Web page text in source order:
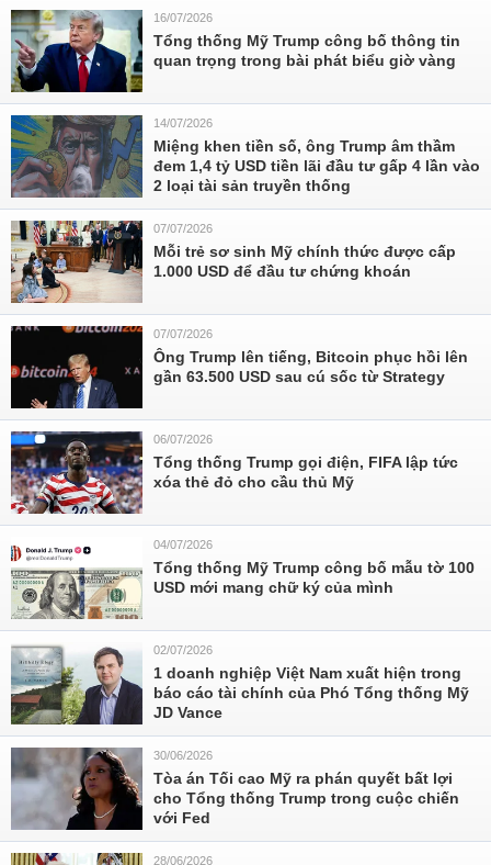
16/07/2026
Tổng thống Mỹ Trump công bố thông tin
quan trọng trong bài phát biểu giờ vàng
14/07/2026
Miệng khen tiền số, ông Trump âm thầm
đem 1,4 tỷ USD tiền lãi đầu tư gấp 4 lần vào
2 loại tài sản truyền thống
07/07/2026
Mỗi trẻ sơ sinh Mỹ chính thức được cấp
1.000 USD để đầu tư chứng khoán
07/07/2026
Ông Trump lên tiếng, Bitcoin phục hồi lên
gần 63.500 USD sau cú sốc từ Strategy
06/07/2026
Tổng thống Trump gọi điện, FIFA lập tức
xóa thẻ đỏ cho cầu thủ Mỹ
04/07/2026
Tổng thống Mỹ Trump công bố mẫu tờ 100
USD mới mang chữ ký của mình
02/07/2026
1 doanh nghiệp Việt Nam xuất hiện trong
báo cáo tài chính của Phó Tổng thống Mỹ
JD Vance
30/06/2026
Tòa án Tối cao Mỹ ra phán quyết bất lợi
cho Tổng thống Trump trong cuộc chiến
với Fed
28/06/2026